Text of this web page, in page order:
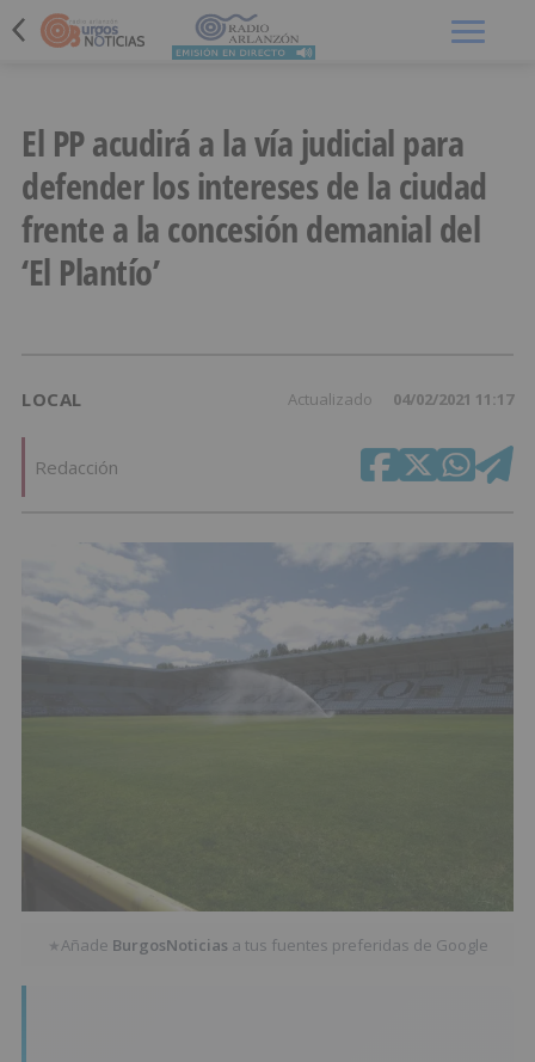
El PP acudirá a la vía judicial para
defender los intereses de la ciudad
frente a la concesión demanial del
‘El Plantío’
LOCAL Actualizado 04/02/2021 11:17
Redacción
★Añade BurgosNoticias a tus fuentes preferidas de Google